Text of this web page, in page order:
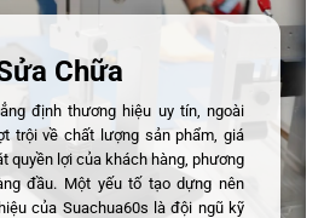
Chữa
định thương hiệu uy tín, ngoài
trội về chất lượng sản phẩm, giá
quyền lợi của khách hàng, phương
đầu. Một yếu tố tạo dựng nên
của Suachua60s là đội ngũ kỹ